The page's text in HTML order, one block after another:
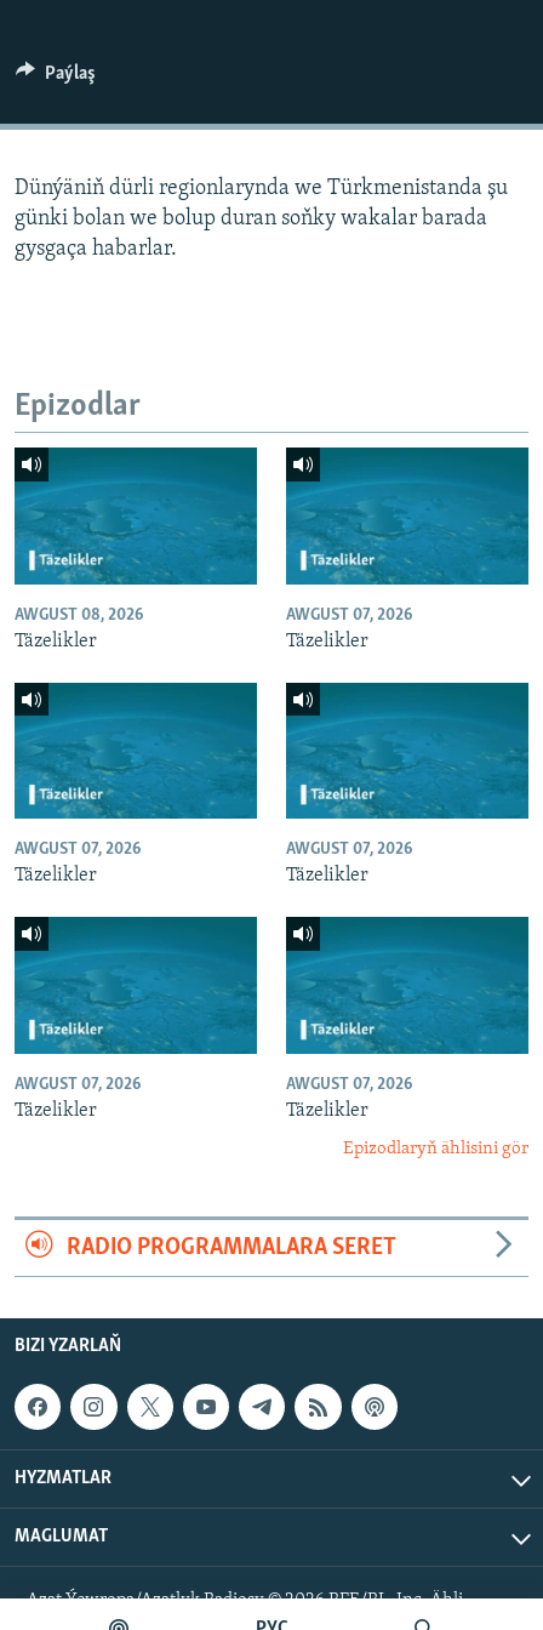
Paýlaş
Dünýäniň dürli regionlarynda we Türkmenistanda şu
günki bolan we bolup duran soňky wakalar barada
gysgaça habarlar.
Epizodlar
AWGUST 08, 2026
Täzelikler
AWGUST 07, 2026
Täzelikler
AWGUST 07, 2026
Täzelikler
AWGUST 07, 2026
Täzelikler
AWGUST 07, 2026
Täzelikler
AWGUST 07, 2026
Täzelikler
Epizodlaryň ählisini gör
RADIO PROGRAMMALARA SERET
BIZI YZARLAŇ
HYZMATLAR
MAGLUMAT
Azat Ýewropa/Azatlyk Radiosy © 2026 RFE/RL, Inc. Ähli
hukuklar goralan.